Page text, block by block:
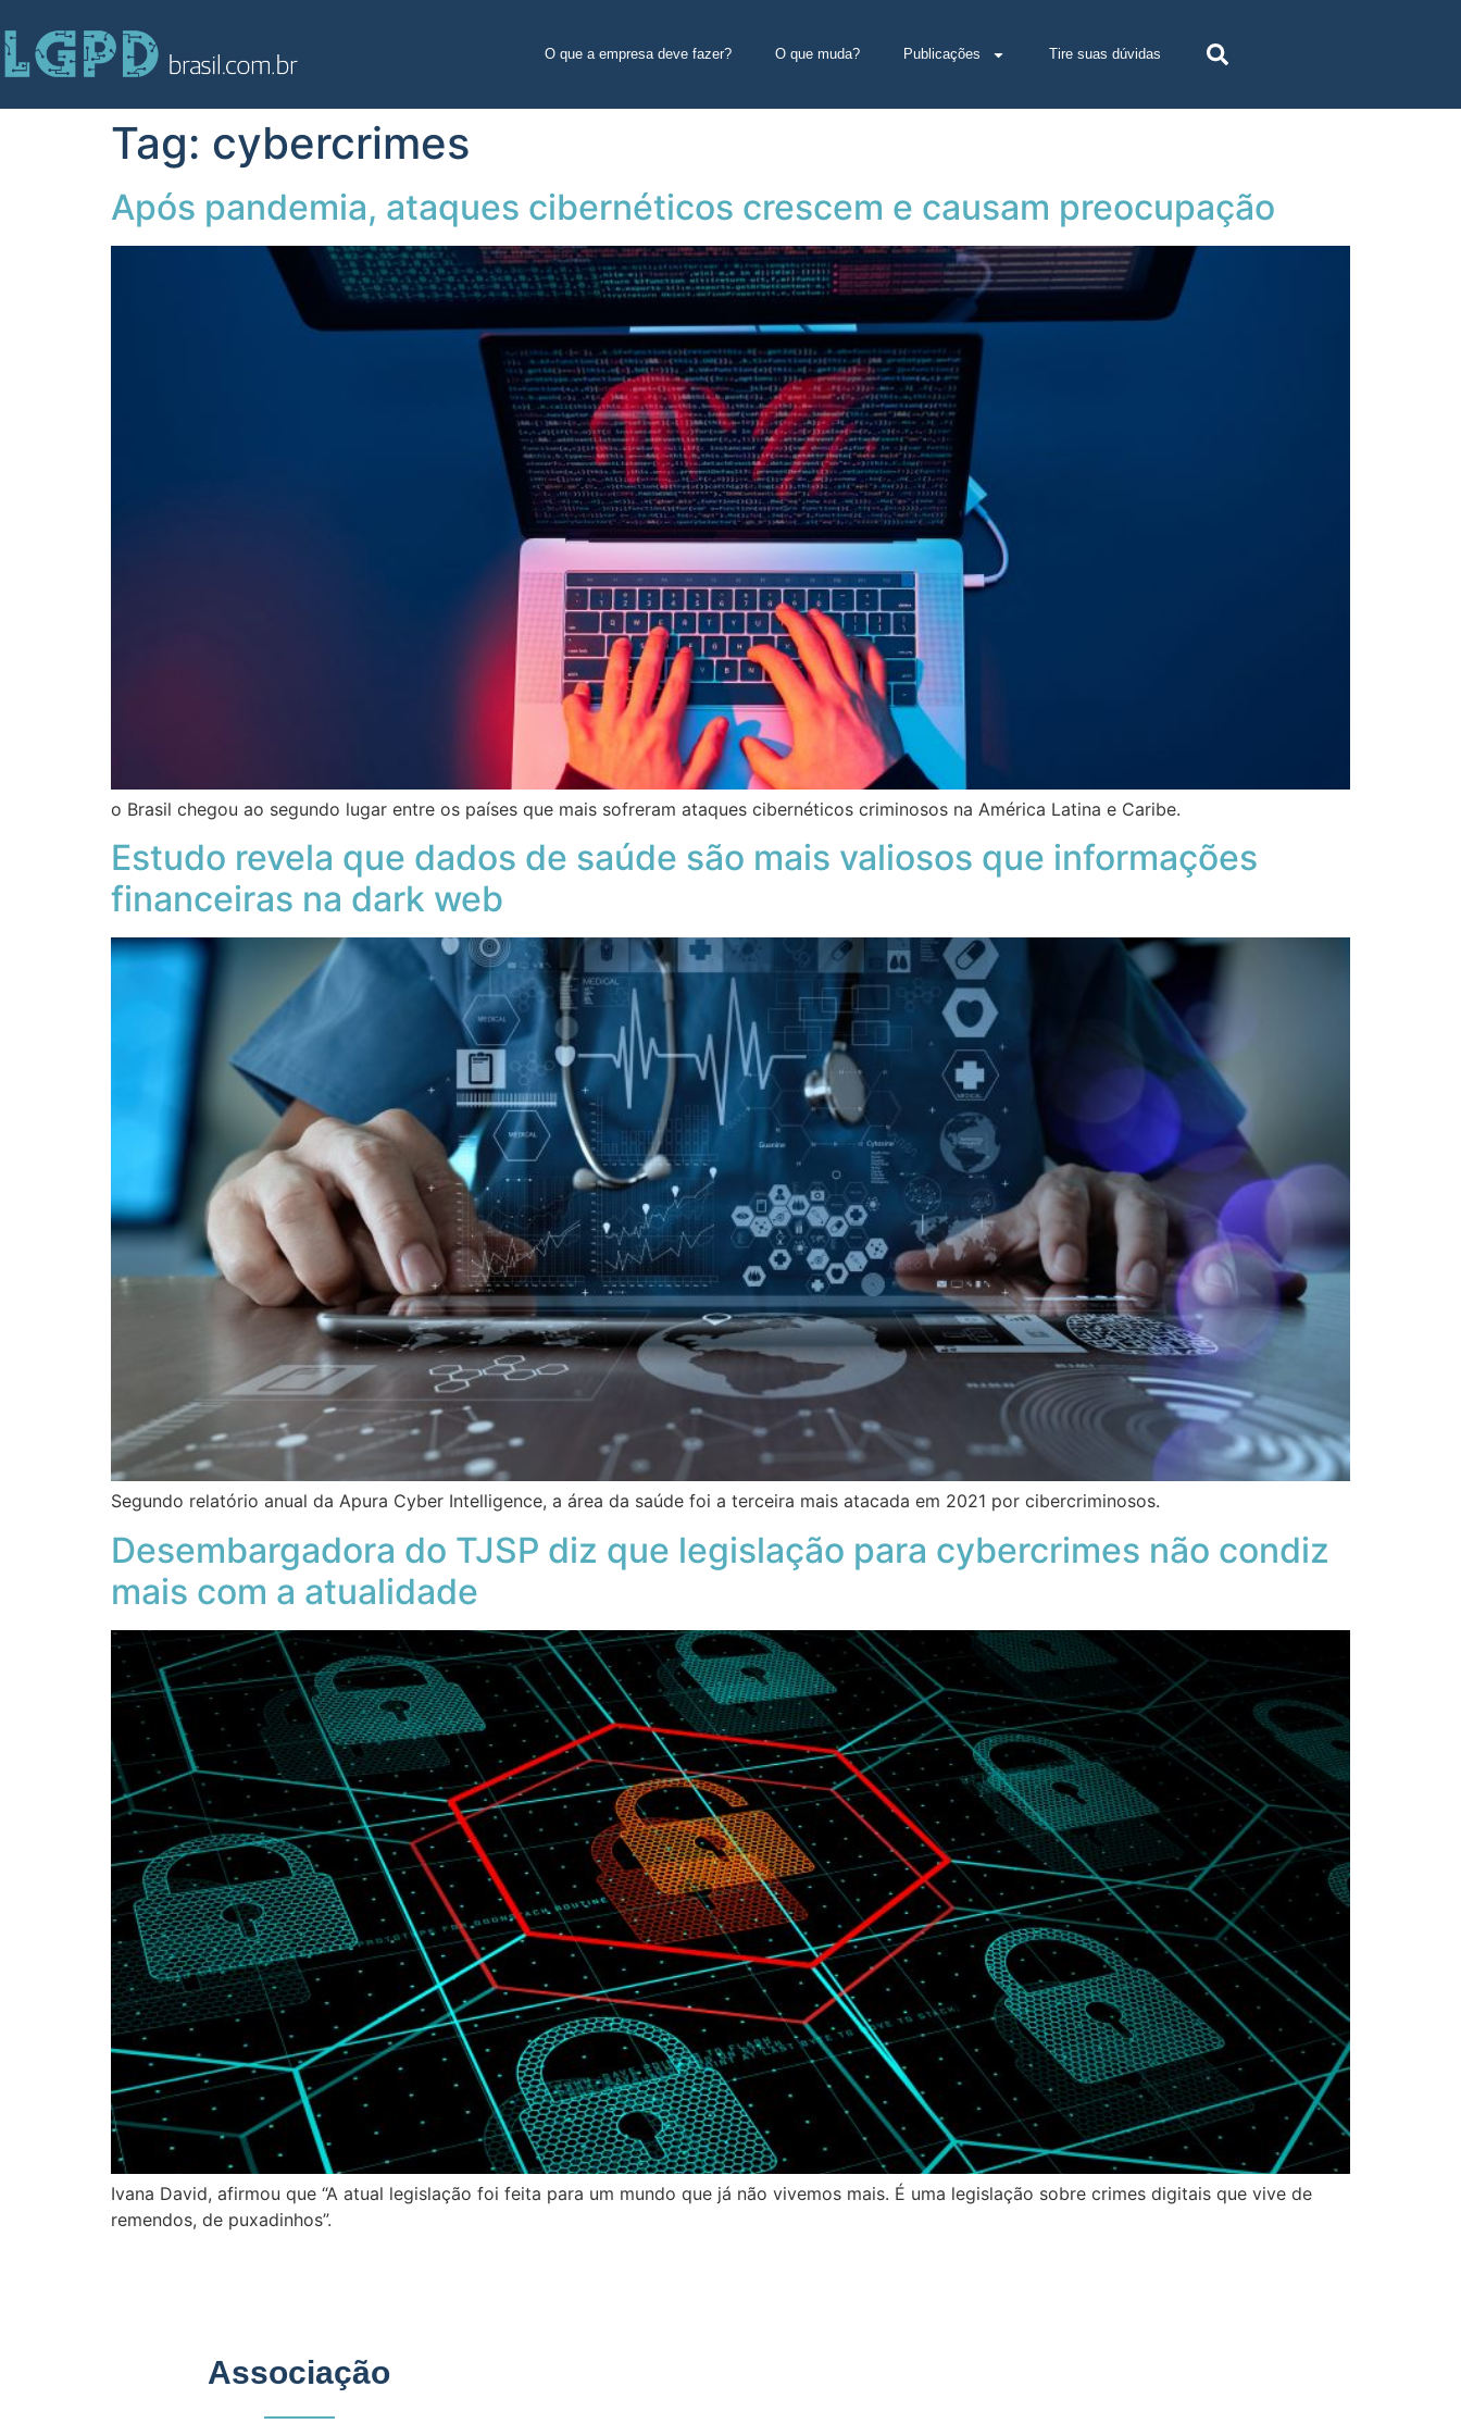
O que a empresa deve fazer? O que muda? Publicações Tire suas dúvidas
Tag: cybercrimes
Após pandemia, ataques cibernéticos crescem e causam preocupação
o Brasil chegou ao segundo lugar entre os países que mais sofreram ataques cibernéticos criminosos na América Latina e Caribe.
Estudo revela que dados de saúde são mais valiosos que informações
financeiras na dark web
Segundo relatório anual da Apura Cyber Intelligence, a área da saúde foi a terceira mais atacada em 2021 por cibercriminosos.
Desembargadora do TJSP diz que legislação para cybercrimes não condiz
mais com a atualidade
Ivana David, afirmou que “A atual legislação foi feita para um mundo que já não vivemos mais. É uma legislação sobre crimes digitais que vive de
remendos, de puxadinhos”.
Associação